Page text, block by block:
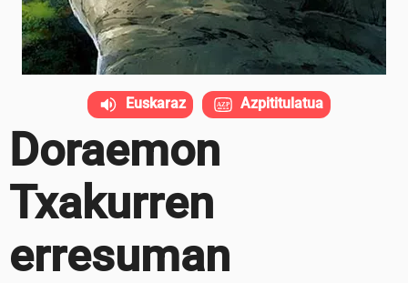
Doraemon
Txakurren
erresuman
Euskaraz Azpititulatua